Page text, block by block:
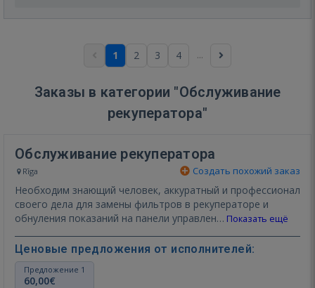
1 2 3 4 ...
Заказы в категории "Обслуживание
рекуператора"
Обслуживание рекуператора
Rīga Создать похожий заказ
Необходим знающий человек, аккуратный и профессионал
своего дела для замены фильтров в рекуператоре и
обнуления показаний на панели управлен… Показать ещё
Ценовые предложения от исполнителей:
Предложение 1
60,00€